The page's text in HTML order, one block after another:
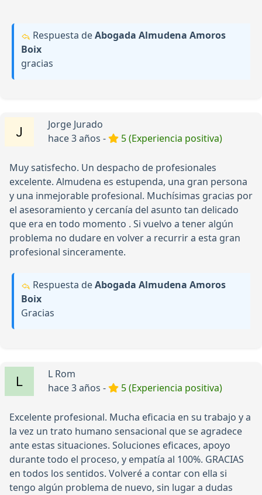
Respuesta deAbogada Almudena Amoros
Boix
gracias
Jorge Jurado
hace 3 años -
5 (Experiencia positiva)
Muy satisfecho. Un despacho de profesionales
excelente. Almudena es estupenda, una gran persona
y una inmejorable profesional. Muchísimas gracias por
el asesoramiento y cercanía del asunto tan delicado
que era en todo momento . Si vuelvo a tener algún
problema no dudare en volver a recurrir a esta gran
profesional sinceramente.
Respuesta deAbogada Almudena Amoros
Boix
Gracias
L Rom
hace 3 años -
5 (Experiencia positiva)
Excelente profesional. Mucha eficacia en su trabajo y a
la vez un trato humano sensacional que se agradece
ante estas situaciones. Soluciones eficaces, apoyo
durante todo el proceso, y empatía al 100%. GRACIAS
en todos los sentidos. Volveré a contar con ella si
tengo algún problema de nuevo, sin lugar a dudas